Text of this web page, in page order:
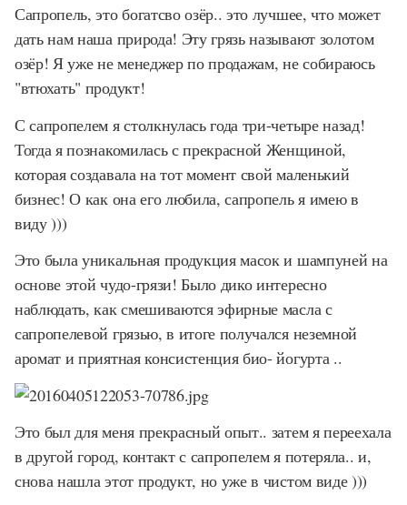
Сапропель, это богатсво озёр.. это лучшее, что может
дать нам наша природа! Эту грязь называют золотом
озёр! Я уже не менеджер по продажам, не собираюсь
"втюхать" продукт!
С сапропелем я столкнулась года три-четыре назад!
Тогда я познакомилась с прекрасной Женщиной,
которая создавала на тот момент свой маленький
бизнес! О как она его любила, сапропель я имею в
виду )))
Это была уникальная продукция масок и шампуней на
основе этой чудо-грязи! Было дико интересно
наблюдать, как смешиваются эфирные масла с
сапропелевой грязью, в итоге получался неземной
аромат и приятная консистенция био- йогурта ..
Это был для меня прекрасный опыт.. затем я переехала
в другой город, контакт с сапропелем я потеряла.. и,
снова нашла этот продукт, но уже в чистом виде )))